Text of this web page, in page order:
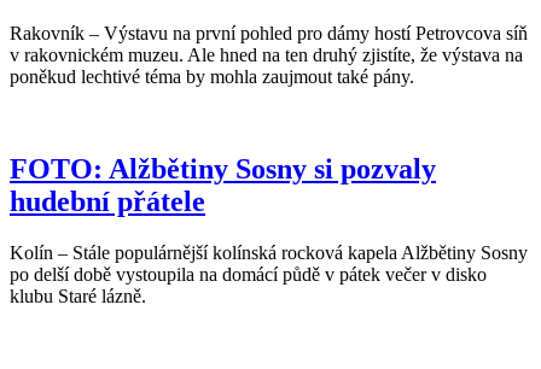
Rakovník – Výstavu na první pohled pro dámy hostí Petrovcova síň
v rakovnickém muzeu. Ale hned na ten druhý zjistíte, že výstava na
poněkud lechtivé téma by mohla zaujmout také pány.
FOTO: Alžbětiny Sosny si pozvaly
hudební přátele
Kolín – Stále populárnější kolínská rocková kapela Alžbětiny Sosny
po delší době vystoupila na domácí půdě v pátek večer v disko
klubu Staré lázně.